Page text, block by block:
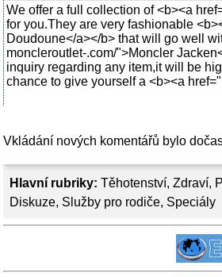
Hlavní rubriky: Těhotenství, Zdraví,
Diskuze, Služby pro rodiče, Speciály
We offer a full collection of <b><a
for you.They are very fashionable
Doudoune</a></b> that will go well
moncleroutlet-.com/">Moncler
inquiry regarding any item,it will be
chance to give yourself a <b><a
Vkládání nových komentářů bylo